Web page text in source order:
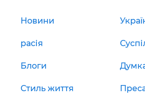
Новини
расія
Блоги
Стиль життя